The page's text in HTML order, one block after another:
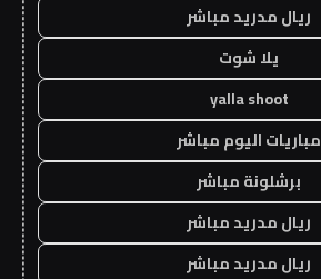
ريال مدريد مباشر
يلا شوت
yalla shoot
مباريات اليوم مباشر
برشلونة مباشر
ريال مدريد مباشر
ريال مدريد مباشر